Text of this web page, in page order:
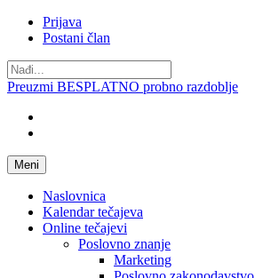
Prijava
Postani član
Preuzmi BESPLATNO probno razdoblje
Meni
Naslovnica
Kalendar tečajeva
Online tečajevi
Poslovno znanje
Marketing